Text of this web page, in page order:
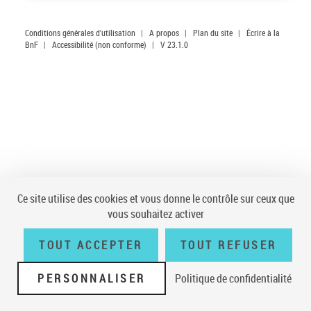
Conditions générales d'utilisation | A propos | Plan du site |
Écrire à la
BnF | Accessibilité (non conforme) | V 23.1.0
Ce site utilise des cookies et vous donne le contrôle sur ceux que
vous souhaitez activer
TOUT ACCEPTER TOUT REFUSER
PERSONNALISER Politique de confidentialité